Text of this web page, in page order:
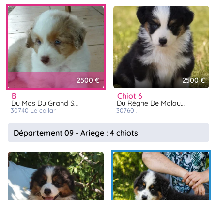
2500 €
b
Du Mas Du Grand Sauvage
30740 le cailar
2500 €
chiot 6
Du Règne De Malaudrea
30760
Département 09 - Ariege : 4 chiots